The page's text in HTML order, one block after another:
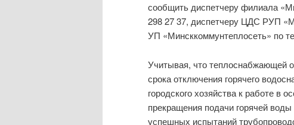
сообщить диспетчеру филиала
298 27 37, диспетчеру ЦДС РУП
УП «Минсккоммунтеплосеть» по
Учитывая, что теплоснабжающей
срока отключения горячего
городского хозяйства к работе в
прекращения подачи горячей
успешных испытаний